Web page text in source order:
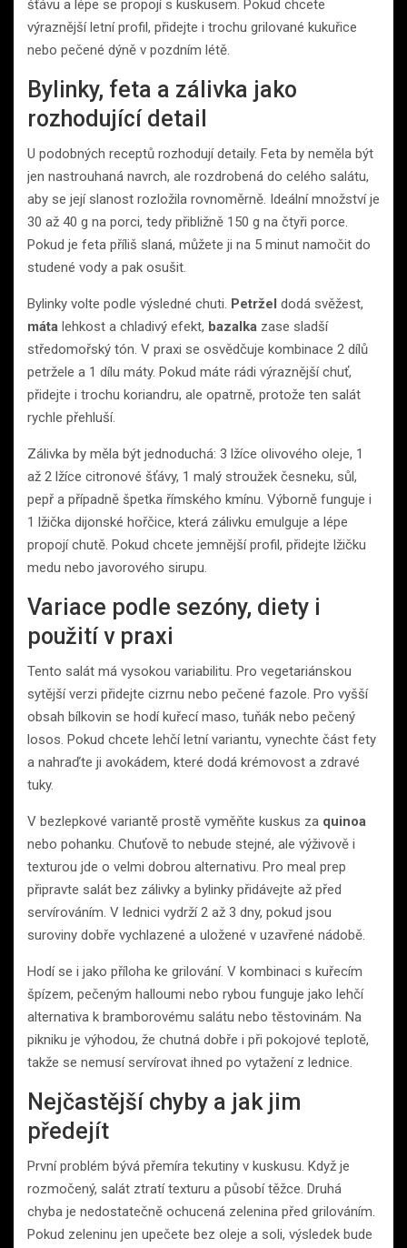
šťávu a lépe se propojí s kuskusem. Pokud chcete
výraznější letní profil, přidejte i trochu grilované kukuřice
nebo pečené dýně v pozdním létě.
Bylinky, feta a zálivka jako
rozhodující detail
U podobných receptů rozhodují detaily. Feta by neměla být
jen nastrouhaná navrch, ale rozdrobená do celého salátu,
aby se její slanost rozložila rovnoměrně. Ideální množství je
30 až 40 g na porci, tedy přibližně 150 g na čtyři porce.
Pokud je feta příliš slaná, můžete ji na 5 minut namočit do
studené vody a pak osušit.
Bylinky volte podle výsledné chuti. Petržel dodá svěžest,
máta lehkost a chladivý efekt, bazalka zase sladší
středomořský tón. V praxi se osvědčuje kombinace 2 dílů
petržele a 1 dílu máty. Pokud máte rádi výraznější chuť,
přidejte i trochu koriandru, ale opatrně, protože ten salát
rychle přehluší.
Zálivka by měla být jednoduchá: 3 lžíce olivového oleje, 1
až 2 lžíce citronové šťávy, 1 malý stroužek česneku, sůl,
pepř a případně špetka římského kmínu. Výborně funguje i
1 lžička dijonské hořčice, která zálivku emulguje a lépe
propojí chutě. Pokud chcete jemnější profil, přidejte lžičku
medu nebo javorového sirupu.
Variace podle sezóny, diety i
použití v praxi
Tento salát má vysokou variabilitu. Pro vegetariánskou
sytější verzi přidejte cizrnu nebo pečené fazole. Pro vyšší
obsah bílkovin se hodí kuřecí maso, tuňák nebo pečený
losos. Pokud chcete lehčí letní variantu, vynechte část fety
a nahraďte ji avokádem, které dodá krémovost a zdravé
tuky.
V bezlepkové variantě prostě vyměňte kuskus za quinoa
nebo pohanku. Chuťově to nebude stejné, ale výživově i
texturou jde o velmi dobrou alternativu. Pro meal prep
připravte salát bez zálivky a bylinky přidávejte až před
servírováním. V lednici vydrží 2 až 3 dny, pokud jsou
suroviny dobře vychlazené a uložené v uzavřené nádobě.
Hodí se i jako příloha ke grilování. V kombinaci s kuřecím
špízem, pečeným halloumi nebo rybou funguje jako lehčí
alternativa k bramborovému salátu nebo těstovinám. Na
pikniku je výhodou, že chutná dobře i při pokojové teplotě,
takže se nemusí servírovat ihned po vytažení z lednice.
Nejčastější chyby a jak jim
předejít
První problém bývá přemíra tekutiny v kuskusu. Když je
rozmočený, salát ztratí texturu a působí těžce. Druhá
chyba je nedostatečně ochucená zelenina před grilováním.
Pokud zeleninu jen upečete bez oleje a soli, výsledek bude